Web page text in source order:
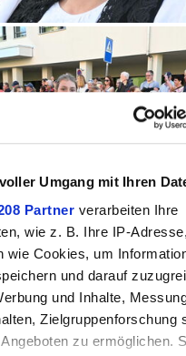
Umgang mit Ihren
Partner verarbeiten Ihre
wie z. B. Ihre IP-
wie Cookies, um
und darauf
und Inhalte,
Zielgruppenforschung
zu ermöglichen.